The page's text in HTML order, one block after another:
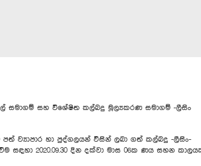
සමාගම් සහ විශේෂිත කල්බදු මූල්‍යකරණ සමාගම් -ලීසිං
ව්‍යාපාර හා පුද්ගලයන් විසින් ලබා ගත් කල්බදු -ලීසිං-
2020.09.30 දින දක්වා මාස 06ක ණය සහන